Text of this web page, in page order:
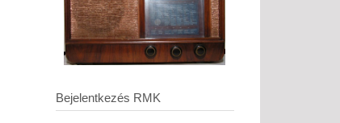
Bejelentkezés RMK